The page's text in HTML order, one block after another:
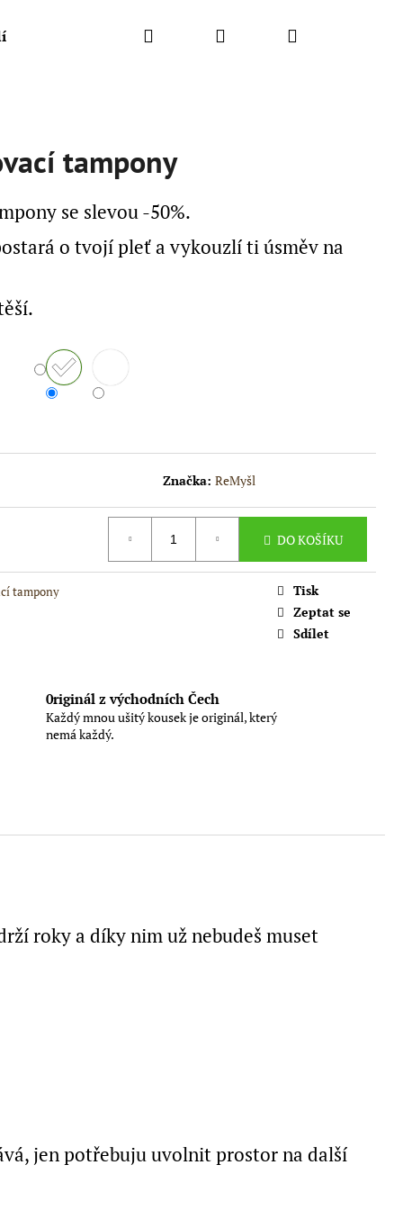
Hledat PřihlášeníNákupní
tampony
se slevou -50%.
o tvojí pleť a vykouzlí ti úsměv na
Značka: ReMyšl
DO KOŠÍKU
tampony
Tisk
Zeptat se
Sdílet
0riginál z východních Čech
Každý mnou ušitý kousek je originál, který
nemá každý.
roky a díky nim už nebudeš muset
jen potřebuju uvolnit prostor na další